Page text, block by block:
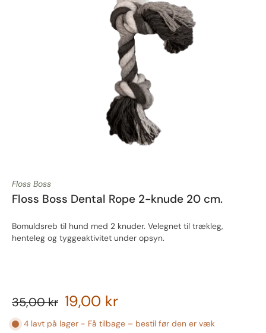
Floss Boss
Floss Boss Dental Rope 2-knude 20 cm.
Bomuldsreb til hund med 2 knuder. Velegnet til trækleg,
henteleg og tyggeaktivitet under opsyn.
35,00 kr 19,00 kr
4 lavt på lager - Få tilbage – bestil før den er væk